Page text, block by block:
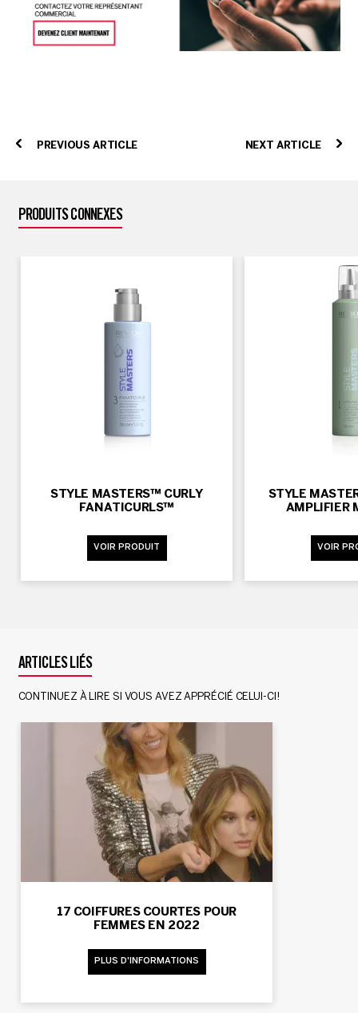
PREVIOUS ARTICLE NEXT ARTICLE
PRODUITS CONNEXES
STYLE MASTERS™ CURLY
FANATICURLS™
VOIR PRODUIT
STYLE
AMPLIFIER
VOIR
ARTICLES LIÉS
CONTINUEZ À LIRE SI VOUS AVEZ APPRÉCIÉ CELUI-CI!
17 COIFFURES COURTES POUR
FEMMES EN 2022
PLUS D'INFORMATIONS